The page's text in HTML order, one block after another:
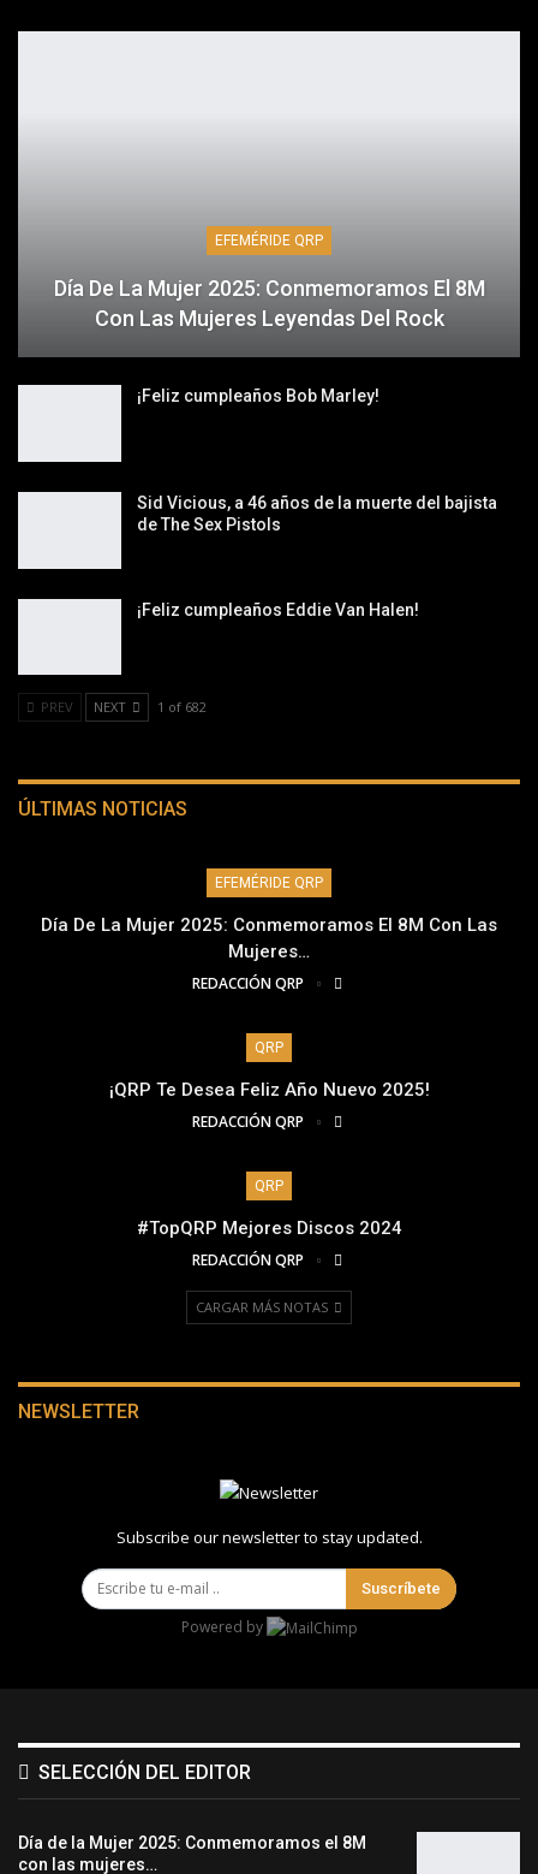
EFEMÉRIDE QRP
Día De La Mujer 2025: Conmemoramos El 8M
Con Las Mujeres Leyendas Del Rock
¡Feliz cumpleaños Bob Marley!
Sid Vicious, a 46 años de la muerte del bajista
de The Sex Pistols
¡Feliz cumpleaños Eddie Van Halen!
PREV NEXT 1 of 682
ÚLTIMAS NOTICIAS
EFEMÉRIDE QRP
Día De La Mujer 2025: Conmemoramos El 8M Con Las
Mujeres…
REDACCIÓN QRP
QRP
¡QRP Te Desea Feliz Año Nuevo 2025!
REDACCIÓN QRP
QRP
#TopQRP Mejores Discos 2024
REDACCIÓN QRP
CARGAR MÁS NOTAS
NEWSLETTER
Subscribe our newsletter to stay updated.
Suscríbete
Powered by
SELECCIÓN DEL EDITOR
Día de la Mujer 2025: Conmemoramos el 8M
con las mujeres…